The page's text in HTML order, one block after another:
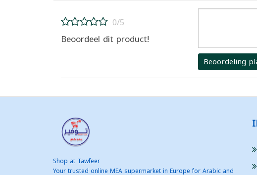
0/5
Beoordeel dit product!
Beoordeling
Shop at Tawfeer
Your trusted online MEA supermarket in Europe for Arabic and